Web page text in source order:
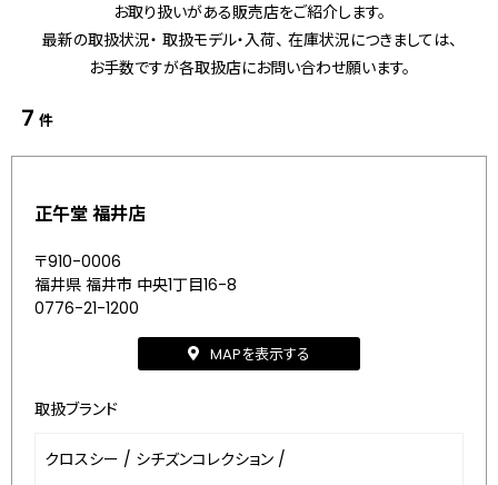
お取り扱いがある販売店をご紹介します。
最新の取扱状況・ 取扱モデル・入荷、 在庫状況につきましては、
お手数ですが各取扱店にお問い合わせ願います。
7 件
正午堂 福井店
〒910-0006
福井県 福井市 中央1丁目16-8
0776-21-1200
MAPを表示する
取扱ブランド
クロスシー / シチズンコレクション /